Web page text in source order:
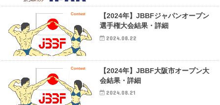
Contest
【2024年】JBBFジャパンオープン
選手権大会結果・詳細
2024.08.22
Contest
【2024年】JBBF大阪市オープン大
会結果・詳細
2024.08.21